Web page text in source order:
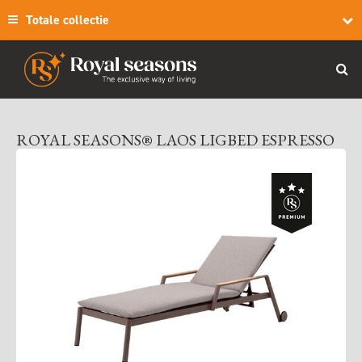
Totale collectie
ROYAL SEASONS® LAOS LIGBED ESPRESSO